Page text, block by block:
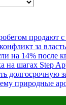
продают с
за
на 14% после
на шагах Step
долгосрочную
природные